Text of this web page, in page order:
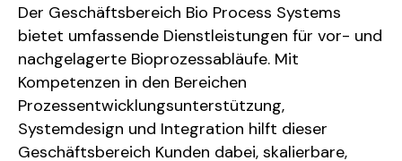
Der Geschäftsbereich Bio Process Systems
bietet umfassende Dienstleistungen für vor- und
nachgelagerte Bioprozessabläufe. Mit
Kompetenzen in den Bereichen
Prozessentwicklungsunterstützung,
Systemdesign und Integration hilft dieser
Geschäftsbereich Kunden dabei, skalierbare,